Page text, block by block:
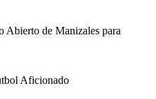
Abierto de Manizales para
Aficionado